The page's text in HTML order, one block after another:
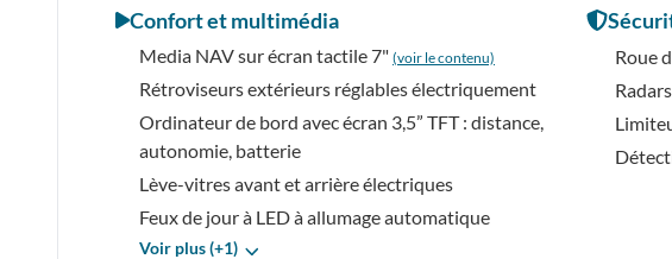
Confort et multimédia
Media NAV sur écran tactile 7" (voir le contenu)
Rétroviseurs extérieurs réglables électriquement
Ordinateur de bord avec écran 3,5” TFT : distance,
autonomie, batterie
Lève-vitres avant et arrière électriques
Feux de jour à LED à allumage automatique
Voir plus (+1)
Roue